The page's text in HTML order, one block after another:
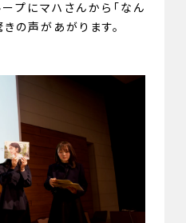
プにマハさんから「なん
きの声があがります。